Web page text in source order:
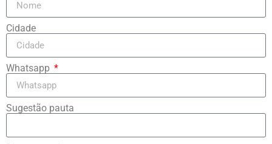
Cidade
Whatsapp
Sugestão pauta